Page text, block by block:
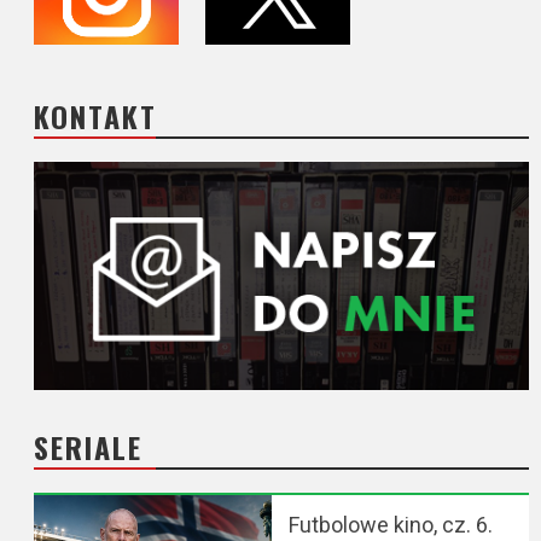
KONTAKT
SERIALE
Futbolowe kino, cz. 6.